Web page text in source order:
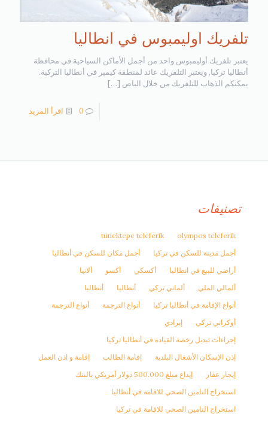
تلفريك اوليمبوس في انطاليا
يعتبر تلفريك أوليمبوس واحد من أجمل الأماكن السياحية في محافظة
أنطاليا تركيا, ويعتبر التلفريك عائد لمنطقة كيمير في أنطاليا التركية.
يمكنكم الذهاب للتلفريك من خلال الباص […]
0 اقرأ المزيد
تصنيفات
olympos teleferik
tünektepe teleferik
أجمل مدينة للسكن في تركيا
أجمل مكان للسكن في أنطاليا
أراضي للبيع في انطاليا
أكسكي أكسو
ألانيا
ألمالي الملي
ألماني تركي أنطاليا
أنطاليا
أنواع الإقامة في أنطاليا تركيا
أنواع الترجمة
أنواع الترجمة
أوكراني تركي
إبرادي
إجراءات تبديل رخصة القيادة في أنطاليا تركيا
إذن الإسكان الأشغال البلدية
إقامة الطالب
إقامة و اذن العمل
إيجار عقار
إيداع مبلغ 500.000 دولار أمريكي بالبنك
استخراج التامين الصحي للاقامة في أنطاليا
استخراج التامين الصحي للاقامة في تركيا